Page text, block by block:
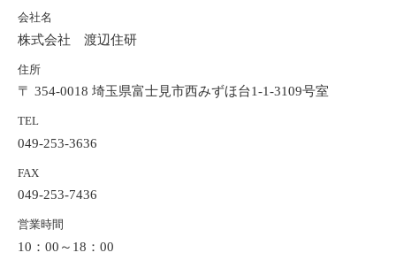
会社名
株式会社 渡辺住研
住所
〒 354-0018 埼玉県富士見市西みずほ台1-1-3109号室
TEL
049-253-3636
FAX
049-253-7436
営業時間
10：00～18：00